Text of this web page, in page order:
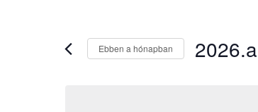
Ebben a hónapban